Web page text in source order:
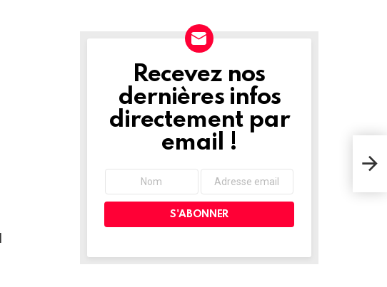
de
NEWSLETTER
Recevez nos
dernières infos
directement par
email !